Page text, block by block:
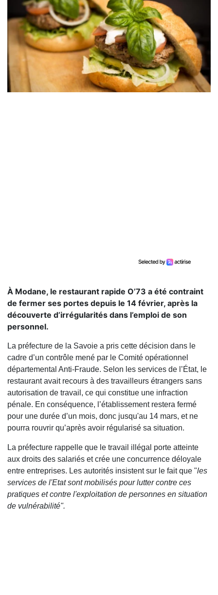
À Modane, le restaurant rapide O’73 a été contraint
de fermer ses portes depuis le 14 février, après la
découverte d’irrégularités dans l’emploi de son
personnel.
La préfecture de la Savoie a pris cette décision dans le
cadre d’un contrôle mené par le Comité opérationnel
départemental Anti-Fraude. Selon les services de l’État, le
restaurant avait recours à des travailleurs étrangers sans
autorisation de travail, ce qui constitue une infraction
pénale. En conséquence, l’établissement restera fermé
pour une durée d’un mois, donc jusqu'au 14 mars, et ne
pourra rouvrir qu’après avoir régularisé sa situation.
La préfecture rappelle que le travail illégal porte atteinte
aux droits des salariés et crée une concurrence déloyale
entre entreprises. Les autorités insistent sur le fait que "les
services de l'Etat sont mobilisés pour lutter contre ces
pratiques et contre l'exploitation de personnes en situation
de vulnérabilité".